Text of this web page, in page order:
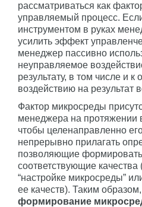
рассматриваться как
управляемый процесс.
инструментом в руках
усилить эффект
менеджер пассивно
неуправляемое
результату, в том числе и к
воздействию на результат
Фактор микросреды
менеджера на протяжении
чтобы целенаправленно
непрерывно прилагать
позволяющие
соответствующие
“настройке микросреды”
ее качеств). Таким
формирование